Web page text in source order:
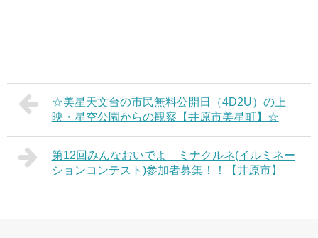
☆美星天文台の市民無料公開日（4D2U）の上
映・星空公園からの観察【井原市美星町】☆
第12回みんなおいでよ ミナクルネ(イルミネー
ションコンテスト)参加者募集！！【井原市】